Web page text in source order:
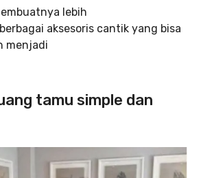
lebih
aksesoris cantik yang bisa
menjadi
tamu simple dan